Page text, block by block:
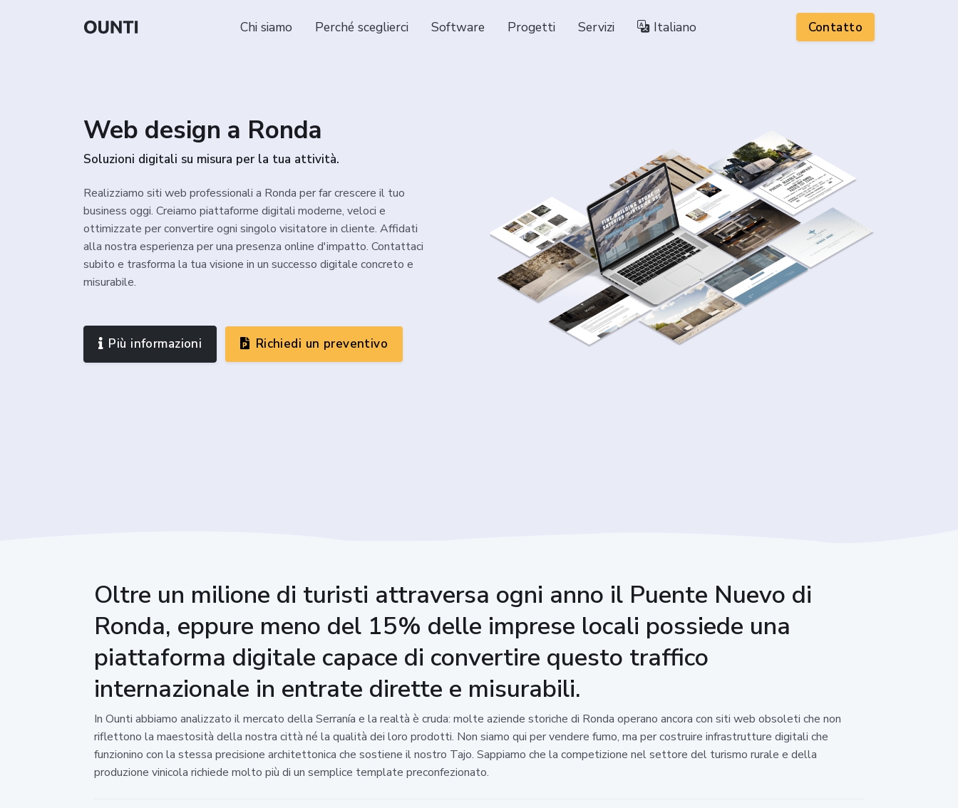
Chi siamo Perché sceglierci Software Progetti Servizi Italiano Contatto
Web design a Ronda
Soluzioni digitali su misura per la tua attività.
Realizziamo siti web professionali a Ronda per far crescere il tuo
business oggi. Creiamo piattaforme digitali moderne, veloci e
ottimizzate per convertire ogni singolo visitatore in cliente. Affidati
alla nostra esperienza per una presenza online d'impatto. Contattaci
subito e trasforma la tua visione in un successo digitale concreto e
misurabile.
Più informazioni Richiedi un preventivo
Oltre un milione di turisti attraversa ogni anno il Puente Nuevo di
Ronda, eppure meno del 15% delle imprese locali possiede una
piattaforma digitale capace di convertire questo traffico
internazionale in entrate dirette e misurabili.
In Ounti abbiamo analizzato il mercato della Serranía e la realtà è cruda: molte aziende storiche di Ronda operano ancora con siti web obsoleti che non
riflettono la maestosità della nostra città né la qualità dei loro prodotti. Non siamo qui per vendere fumo, ma per costruire infrastrutture digitali che
funzionino con la stessa precisione architettonica che sostiene il nostro Tajo. Sappiamo che la competizione nel settore del turismo rurale e della
produzione vinicola richiede molto più di un semplice template preconfezionato.